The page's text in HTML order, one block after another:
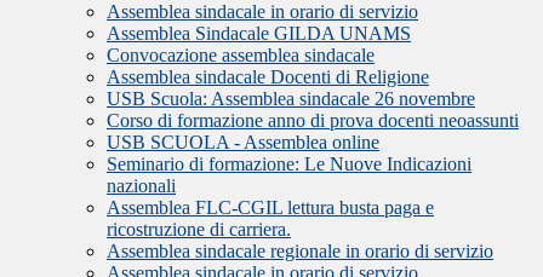
Assemblea sindacale in orario di servizio
Assemblea Sindacale GILDA UNAMS
Convocazione assemblea sindacale
Assemblea sindacale Docenti di Religione
USB Scuola: Assemblea sindacale 26 novembre
Corso di formazione anno di prova docenti neoassunti
USB SCUOLA - Assemblea online
Seminario di formazione: Le Nuove Indicazioni
nazionali
Assemblea FLC-CGIL lettura busta paga e
ricostruzione di carriera.
Assemblea sindacale regionale in orario di servizio